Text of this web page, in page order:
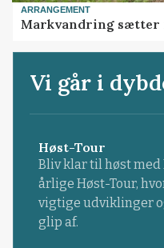
ARRANGEMENT
Markvandring sætter
Vi går i
Høst-Tour
Bliv klar til høst
årlige Høst-Tour,
vigtige udviklinger
glip af.